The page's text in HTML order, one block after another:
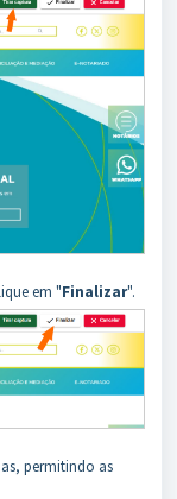
em "Finalizar".
permitindo as